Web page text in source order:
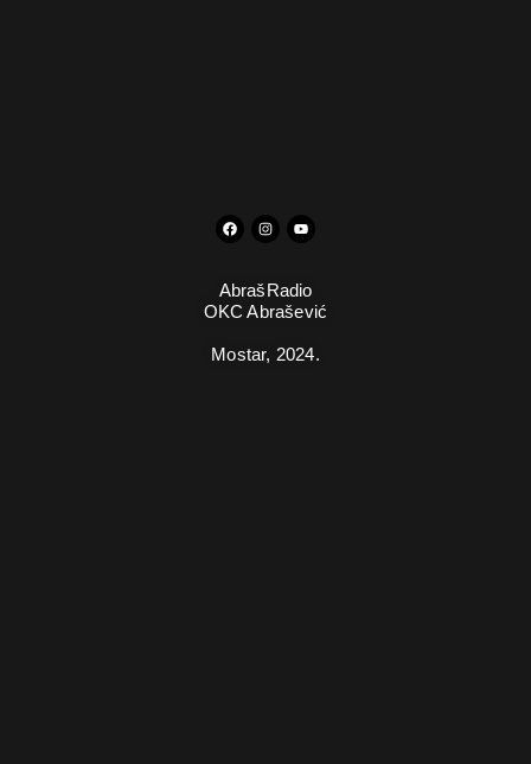
AbrašRadio
OKC Abrašević
Mostar, 2024.